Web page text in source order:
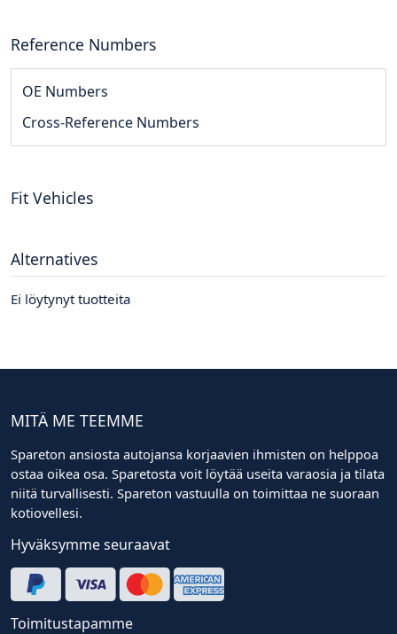
Reference Numbers
OE Numbers
Cross-Reference Numbers
Fit Vehicles
Alternatives
Ei löytynyt tuotteita
MITÄ ME TEEMME
Spareton ansiosta autojansa korjaavien ihmisten on helppoa
ostaa oikea osa. Sparetosta voit löytää useita varaosia ja tilata
niitä turvallisesti. Spareton vastuulla on toimittaa ne suoraan
kotiovellesi.
Hyväksymme seuraavat
Toimitustapamme